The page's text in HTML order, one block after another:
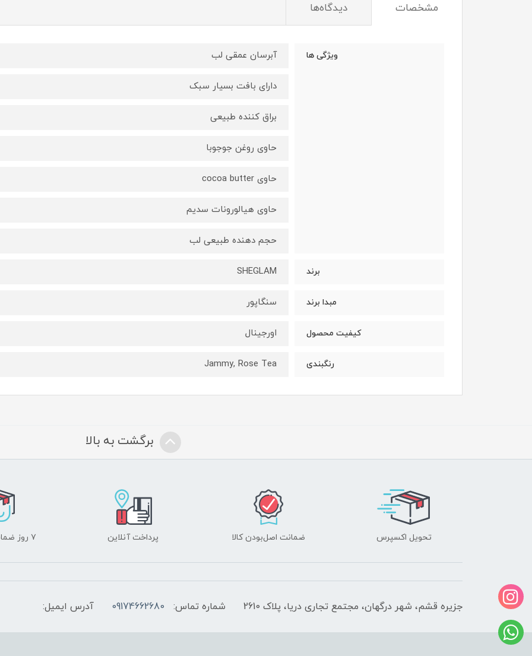
مشخصات دیدگاه‌ها
ویژگی ها آبرسان عمقی لب
دارای بافت بسیار سبک
براق کننده طبیعی
حاوی روغن جوجوبا
حاوی cocoa butter
حاوی هیالورونات سدیم
حجم دهنده طبیعی لب
برند SHEGLAM
مبدا برند سنگاپور
کیفیت محصول اورجینال
رنگبندی Jammy, Rose Tea
برگشت به بالا
تحویل اکسپرس ضمانت اصل‌بودن کالا پرداخت آنلاین ۷ روز ضمانت بازگشت
جزیره قشم، شهر درگهان، مجتمع تجاری دریا، پلاک 2610 شماره تماس: 09174662680 آدرس ایمیل: